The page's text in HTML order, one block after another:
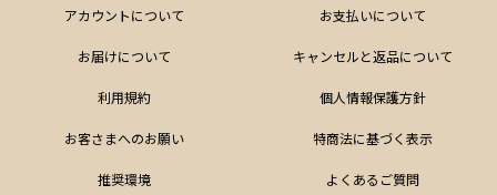
アカウントについて お支払いについて
お届けについて キャンセルと返品について
利用規約 個人情報保護方針
お客さまへのお願い 特商法に基づく表示
推奨環境 よくあるご質問